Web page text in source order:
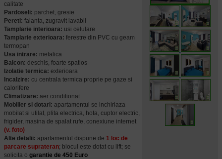
calitate
Pardoseli: parchet, gresie
Pereti: faianta, zugravit lavabil
Tamplarie interioara: usi celulare
Tamplarie exterioara: ferestre din PVC cu geam
termopan
Usa intrare: metalica
Balcon: deschis, foarte spatios
Izolatie termica: exterioara
Incalzire: cu centrala termica proprie pe gaze si
calorifere
Climatizare: aer conditionat
Mobilier si dotari: apartamentul se inchiriaza
mobilat si utilat, plita electrica, hota, cuptor electric,
frigider, masina de spalat rufe, conexiune internet
(v. foto)
Alte detalii: apartamentul dispune de 1 loc de
parcare suprateran; blocul este dotat cu lift; se
solicita o garantie de 450 Euro